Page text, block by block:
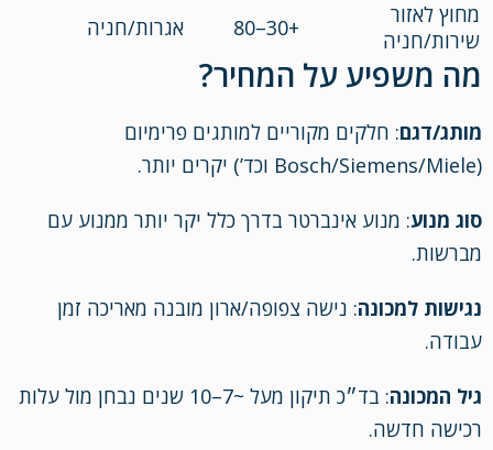
מחוץ לאזור
שירות/חניה
+30–80 אגרות/חניה
מה משפיע על המחיר?
מותג/דגם: חלקים מקוריים למותגים פרימיום
(Bosch/Siemens/Miele וכד’) יקרים יותר.
סוג מנוע: מנוע אינברטר בדרך כלל יקר יותר ממנוע עם
מברשות.
נגישות למכונה: נישה צפופה/ארון מובנה מאריכה זמן
עבודה.
גיל המכונה
: בד״כ תיקון מעל ~7–10 שנים נבחן מול עלות
רכישה חדשה.